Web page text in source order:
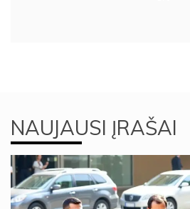
NAUJAUSI ĮRAŠAI